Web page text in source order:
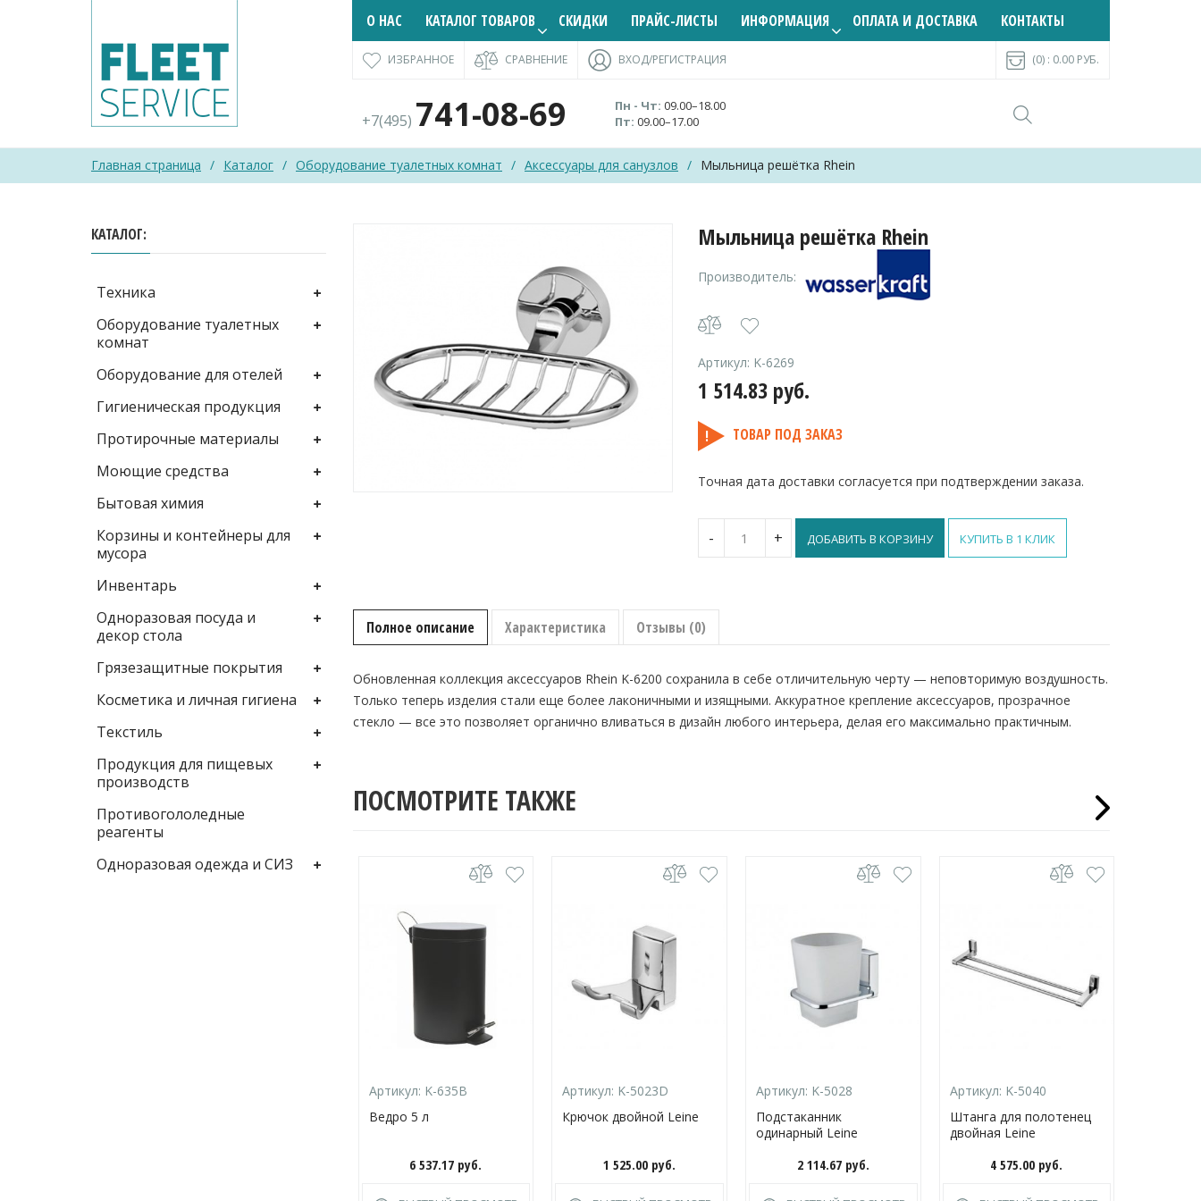
О НАС КАТАЛОГ ТОВАРОВ СКИДКИ ПРАЙС-ЛИСТЫ ИНФОРМАЦИЯ ОПЛАТА И ДОСТАВКА КОНТАКТЫ
ИЗБРАННОЕ СРАВНЕНИЕ ВХОД/РЕГИСТРАЦИЯ (0) : 0.00 РУБ.
+7(495) 741-08-69 Пн - Чт: 09.00–18.00
Пт: 09.00–17.00
Главная страница / Каталог / Оборудование туалетных комнат / Аксессуары для санузлов / Мыльница решётка Rhein
Мыльница решётка Rhein
Производитель:
Артикул: K-6269
1 514.83 руб.
ТОВАР ПОД ЗАКАЗ
Точная дата доставки согласуется при подтверждении заказа.
-
Мыльница
решётка
+ ДОБАВИТЬ В КОРЗИНУ КУПИТЬ В 1 КЛИК
Полное описание Характеристика Отзывы (0)
Обновленная коллекция аксессуаров Rhein K-6200 сохранила в себе отличительную черту — неповторимую воздушность.
Только теперь изделия стали еще более лаконичными и изящными. Аккуратное крепление аксессуаров, прозрачное
стекло — все это позволяет органично вливаться в дизайн любого интерьера, делая его максимально практичным.
ПОСМОТРИТЕ ТАКЖЕ
Артикул: K-635B
Ведро 5 л
6 537.17 руб.
Артикул: K-5023D
Крючок двойной Leine
1 525.00 руб.
Артикул: K-5028
Подстаканник
одинарный Leine
2 114.67 руб.
Артикул: K-5040
Штанга для полотенец
двойная Leine
4 575.00 руб.
КАТАЛОГ
Техника
Оборудование туалетных
комнат
Оборудование для отелей
Гигиеническая продукция
Протирочные материалы
Моющие средства
Бытовая химия
Корзины и контейнеры для
мусора
Инвентарь
Одноразовая посуда и
декор стола
Грязезащитные покрытия
Косметика и личная гигиена
Текстиль
Продукция для пищевых
производств
Противогололедные
реагенты
Одноразовая одежда и СИЗ